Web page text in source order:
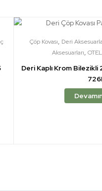
Çöp Kovası, Deri
Aksesuarları,
Deri Kaplı Krom Bilezikli